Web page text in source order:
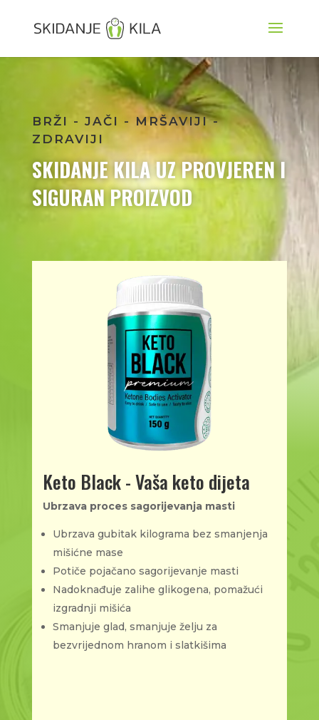
BRŽI - JAČI - MRŠAVIJI -
ZDRAVIJI
SKIDANJE KILA UZ PROVJEREN I
SIGURAN PROIZVOD
Keto Black - Vaša keto dijeta
Ubrzava proces sagorijevanja masti
Ubrzava gubitak kilograma bez smanjenja
mišićne mase
Potiče pojačano sagorijevanje masti
Nadoknađuje zalihe glikogena, pomažući
izgradnji mišića
Smanjuje glad, smanjuje želju za
bezvrijednom hranom i slatkišima